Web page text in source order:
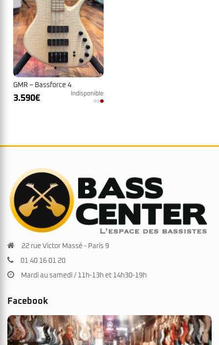
GMR – Bassforce 4
3.590€ Indisponible
22 rue Victor Massé - Paris 9
01 40 16 01 20
Mardi au samedi / 11h-13h et 14h30-19h
Facebook